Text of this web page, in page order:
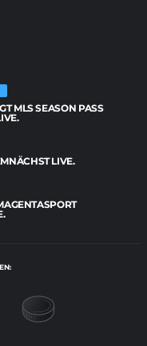
MLS SEASON PASS
LIVE.